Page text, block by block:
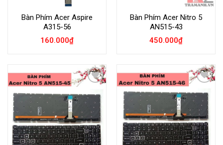
Bàn Phím Acer Aspire
A315-56
160.000₫
Bàn Phím Acer Nitro 5
AN515-43
450.000₫
Wishlist
Wishlist